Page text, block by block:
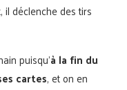
il déclenche des tirs
puisqu’à la fin du
cartes, et on en